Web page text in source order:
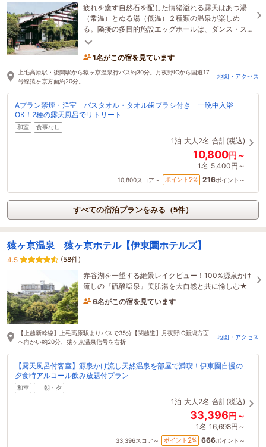
疲れを癒す自然石を配した情緒溢れる露天はあつ湯
（常温）とぬる湯（低温）２種類の温泉が楽しめ
る。隣接の多目的施設エッグホールは、ダンス・ス
ポーツ・合宿等OK。お食事処があるので持込しなく
1名がこの宿を見ています
上毛高原駅・後閑駅から猿ヶ京温泉行バス約30分。月夜野ICから国道17
号線猿ヶ京方面約20分。
地図・アクセス
Aプラン禁煙・洋室 バスタオル・タオル歯ブラシ付き 一晩中入浴
OK！2種の露天風呂でリトリート
和室 食事なし
1泊 大人2名 合計(税込)
10,800円～
1名 5,400円～
10,800スコア～ ポイント 2% 216ポイント～
すべての宿泊プランをみる（5件）
猿ヶ京温泉 猿ヶ京ホテル【伊東園ホテルズ】
4.5
(58件)
赤谷湖を一望する絶景レイクビュー！100%源泉かけ
流しの『硫酸塩泉』美肌湯を大自然と共に愉しむ★
6名がこの宿を見ています
34分前に予約されました
【上越新幹線】上毛高原駅よりバスで35分【関越道】月夜野IC新潟方面
へ向かい約20分、猿ヶ京温泉信号を右折
地図・アクセス
【露天風呂付客室】源泉かけ流し天然温泉を部屋で満喫！伊東園自慢の
夕食時アルコール飲み放題付プラン
和室 朝・夕
1泊 大人2名 合計(税込)
33,396円～
1名 16,698円～
33,396スコア～ ポイント 2% 666ポイント～